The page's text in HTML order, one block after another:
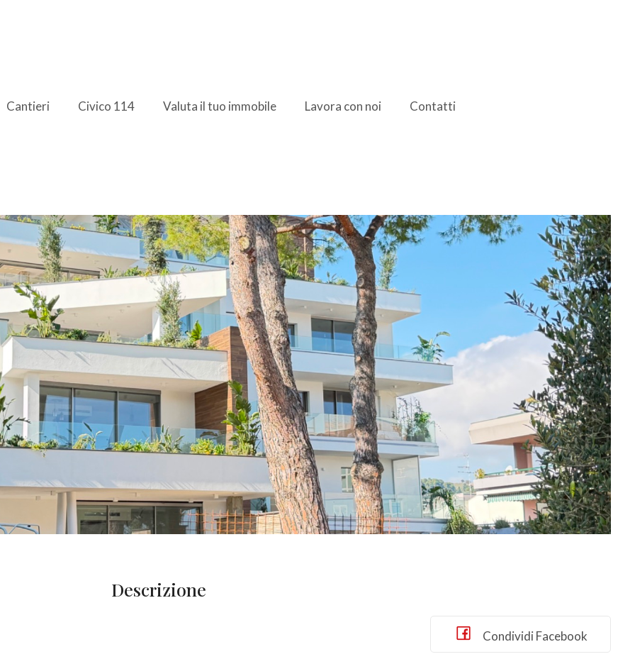
Cantieri Civico 114 Valuta il tuo immobile Lavora con noi Contatti
Descrizione
Condividi Facebook